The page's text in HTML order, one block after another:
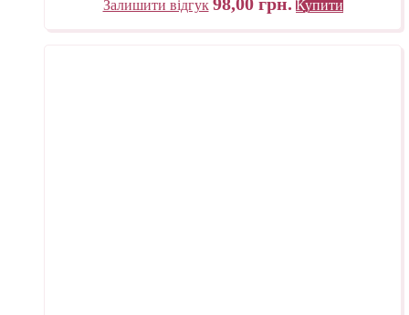
Залишити відгук Купити